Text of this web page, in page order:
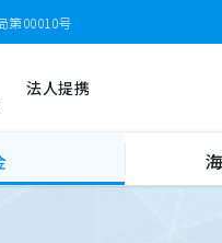
第00010号
法人提携